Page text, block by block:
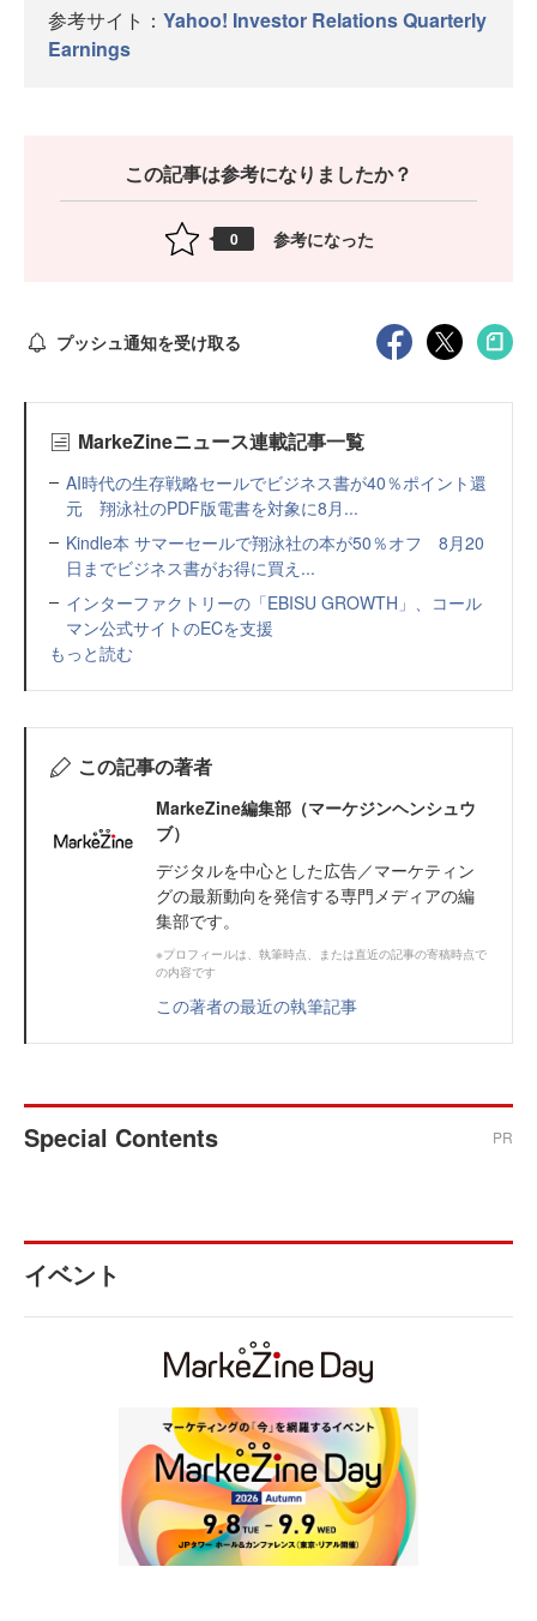
参考サイト： Yahoo! Investor RelationsQuarterly
Earnings
この記事は参考になりましたか？
0 参考になった
プッシュ通知を受け取る
MarkeZineニュース連載記事一覧
AI時代の生存戦略セールでビジネス書が40％ポイント還
元 翔泳社のPDF版電書を対象に8月...
Kindle本 サマーセールで翔泳社の本が50％オフ 8月20
日までビジネス書がお得に買え...
インターファクトリーの「EBISU GROWTH」、コール
マン公式サイトのECを支援
もっと読む
この記事の著者
MarkeZine編集部（マーケジンヘンシュウ
ブ）
デジタルを中心とした広告／マーケティン
グの最新動向を発信する専門メディアの編
集部です。
※プロフィールは、執筆時点、または直近の記事の寄稿時点で
の内容です
この著者の最近の執筆記事
Special Contents PR
イベント